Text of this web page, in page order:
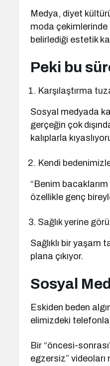
Medya, diyet
moda çekimlerinde
belirlediği estetik
Peki bu
Karşılaştırma
Sosyal medyada
gerçeğin çok
kalıplarla
Kendi
“Benim
özellikle genç
Sağlık yerine
Sağlıklı bir yaşam
plana çıkıyor.
Sosyal
Eskiden beden
elimizdeki
Bir “öncesi-
egzersiz”